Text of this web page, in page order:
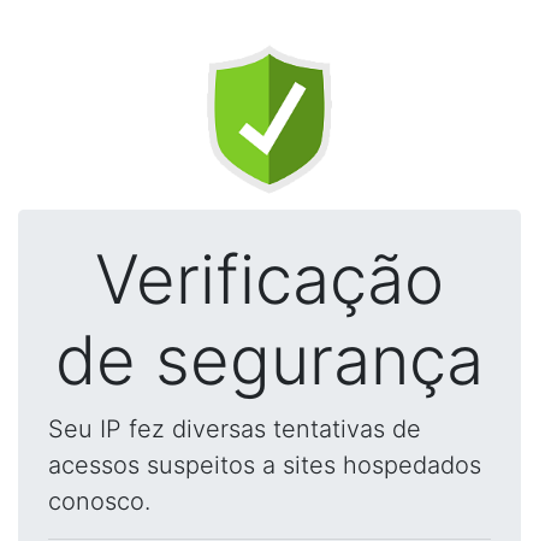
Verificação
de segurança
Seu IP fez diversas tentativas de
acessos suspeitos a sites hospedados
conosco.